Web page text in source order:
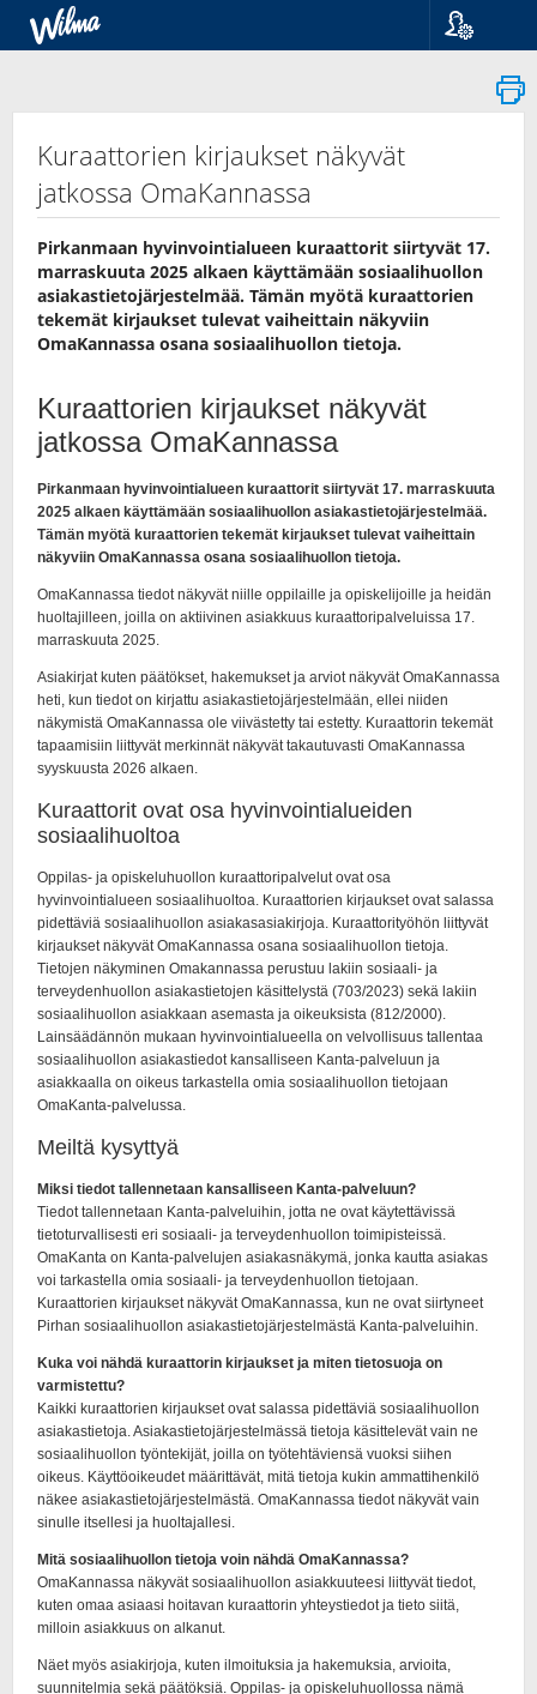
Suomi
Svenska
Kuraattorien kirjaukset näkyvät
jatkossa OmaKannassa
Pirkanmaan hyvinvointialueen kuraattorit siirtyvät 17.
marraskuuta 2025 alkaen käyttämään sosiaalihuollon
asiakastietojärjestelmää. Tämän myötä kuraattorien
tekemät kirjaukset tulevat vaiheittain näkyviin
OmaKannassa osana sosiaalihuollon tietoja.